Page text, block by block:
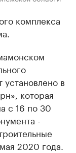
комплекса
установлено в
которая
с 16 по 30
-
2020 года.